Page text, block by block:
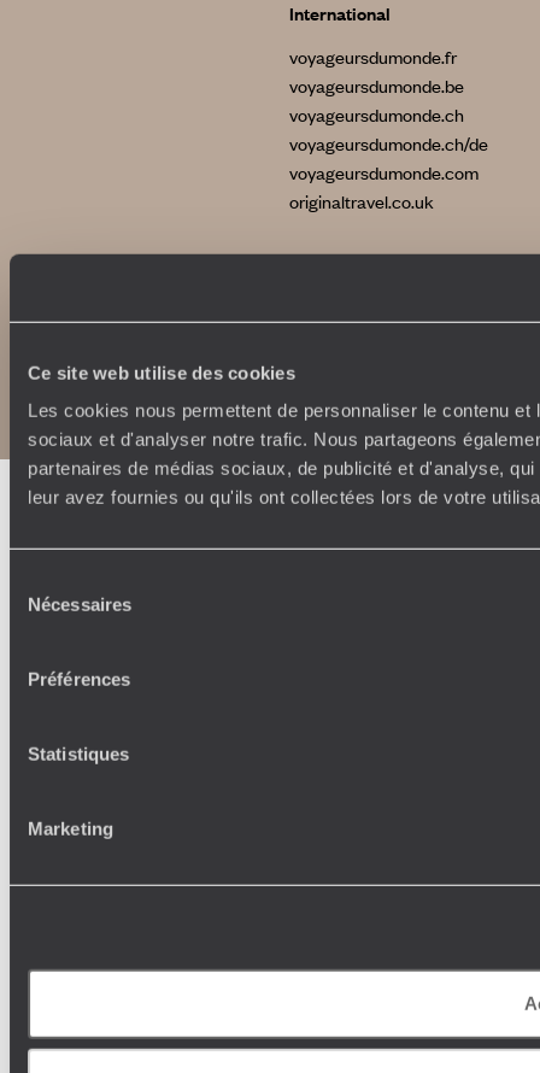
Ce site web utilise des cookies
Les cookies nous permettent de personnaliser le contenu
sociaux et d'analyser notre trafic. Nous partageons
partenaires de médias sociaux, de publicité et d'analyse,
leur avez fournies ou qu'ils ont collectées lors de votre
Nécessaires
Préférences
Statistiques
Marketing
International
voyageursdumonde.fr
voyageursdumonde.be
voyageursdumonde.ch
voyageursdumonde.ch/de
voyageursdumonde.com
originaltravel.co.uk
Copyrights Plan du site
Politique de confidentialité et de Cookies
Notice légale et CGU